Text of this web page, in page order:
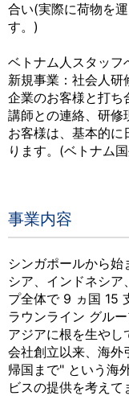
合い(実際に荷物を
す。)
ベトナム人スタッフ
新規事業：社会人
企業のお客様と打ち
講師との連絡、研修
お客様は、基本的に
ります。(ベトナム
事業内容
シンガポールから
シア、インドネシ
プ全体で 9 ヵ国 15
ラウンライン グル
アジアに根を生やし
会社創立以来、海外
帰国まで" という海
ビスの提供を考え